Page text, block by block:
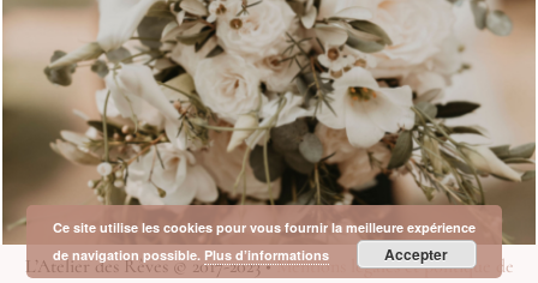
L’Atelier des Rêves © 2017-2023 •Mentions légales et politique de
Ce site utilise les cookies pour vous fournir la meilleure expérience
de navigation possible. Plus d’informations Accepter